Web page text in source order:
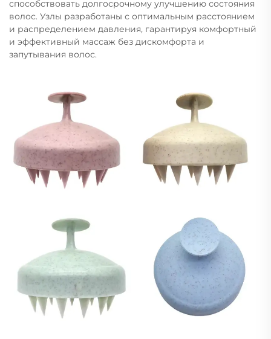
способствовать долгосрочному улучшению состояния
волос. Узлы разработаны с оптимальным расстоянием
и распределением давления, гарантируя комфортный
и эффективный массаж без дискомфорта и
запутывания волос.